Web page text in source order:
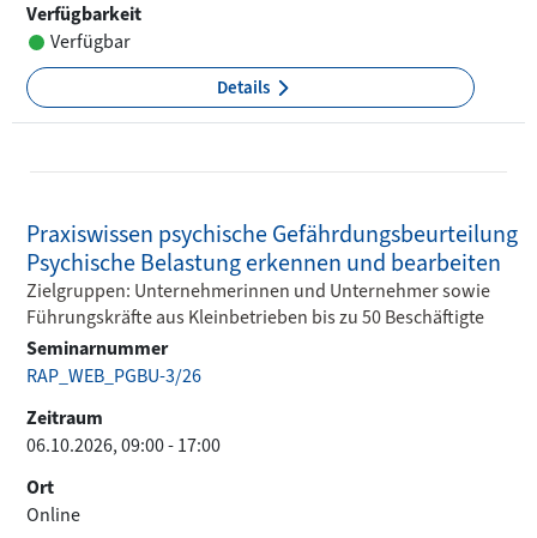
Verfügbarkeit
Verfügbar
Details
Praxiswissen psychische Gefährdungsbeurteilung
Psychische Belastung erkennen und bearbeiten
Zielgruppen: Unternehmerinnen und Unternehmer sowie
Führungskräfte aus Kleinbetrieben bis zu 50 Beschäftigte
Seminarnummer
RAP_WEB_PGBU-3/26
Zeitraum
06.10.2026, 09:00 - 17:00
Ort
Online